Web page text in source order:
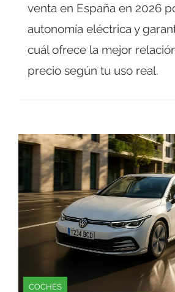
venta en España en 2026
autonomía eléctrica y
cuál ofrece la mejor
precio según tu uso real.
COCHES